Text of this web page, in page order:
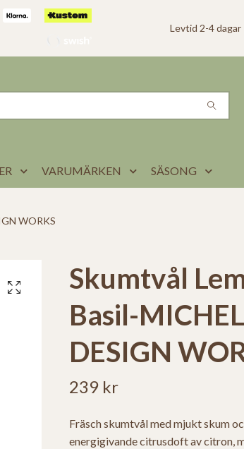
Levtid 2-4
VARUMÄRKEN SÄSONG
WORKS
Skumtvål
Basil-MICHEL
DESIGN
239 kr
Fräsch skumtvål med mjukt skum
energigivande citrusdoft av citron,